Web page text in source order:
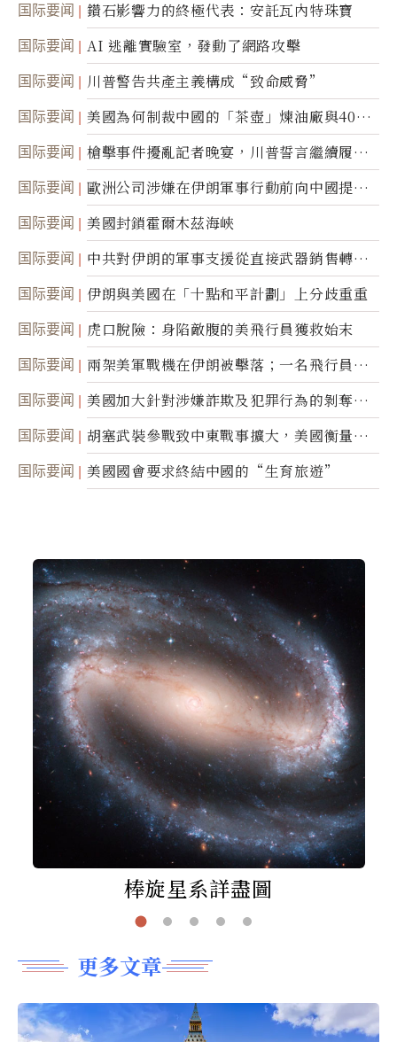
国际要闻 鑽石影響力的終極代表：安託瓦內特珠寶
国际要闻 AI 逃離實驗室，發動了網路攻擊
国际要闻 川普警告共產主義構成“致命威脅”
国际要闻
美國為何制裁中國的「茶壺」煉油廠與40家
航運公司
国际要闻
槍擊事件擾亂記者晚宴，川普誓言繼續履行
職責
国际要闻
歐洲公司涉嫌在伊朗軍事行動前向中國提供
美軍基地的衛星影像
国际要闻 美國封鎖霍爾木茲海峽
国际要闻
中共對伊朗的軍事支援從直接武器銷售轉向
間接技術轉讓
国际要闻 伊朗與美國在「十點和平計劃」上分歧重重
国际要闻 虎口脫險：身陷敵腹的美飛行員獲救始末
国际要闻
兩架美軍戰機在伊朗被擊落；一名飛行員失
蹤
国际要闻
美國加大針對涉嫌詐欺及犯罪行為的剝奪公
民權力度
国际要闻
胡塞武裝參戰致中東戰事擴大，美國衡量地
面入侵的可能性
国际要闻 美國國會要求終結中國的“生育旅遊”
棒旋星系詳盡圖
更多文章